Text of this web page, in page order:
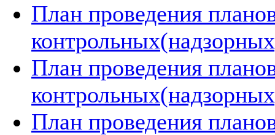
План проведения
План проведения
План проведения